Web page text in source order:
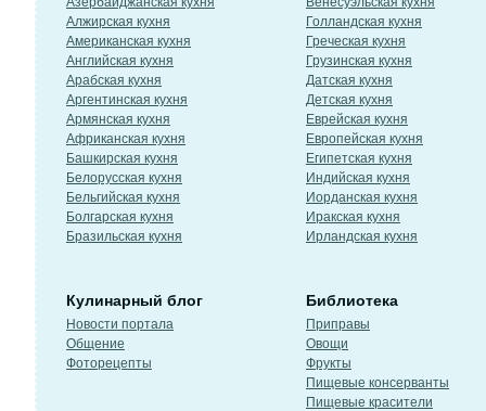
Алжирская кухня
Американская кухня
Английская кухня
Арабская кухня
Аргентинская кухня
Армянская кухня
Африканская кухня
Башкирская кухня
Белорусская кухня
Бельгийская кухня
Болгарская кухня
Бразильская кухня
Голландская кухня
Греческая кухня
Грузинская кухня
Датская кухня
Детская кухня
Еврейская кухня
Европейская кухня
Египетская кухня
Индийская кухня
Иорданская кухня
Иракская кухня
Ирландская кухня
Кулинарный блог
Новости портала
Общение
Фоторецепты
Библиотека
Приправы
Овощи
Фрукты
Пищевые консерванты
Пищевые красители